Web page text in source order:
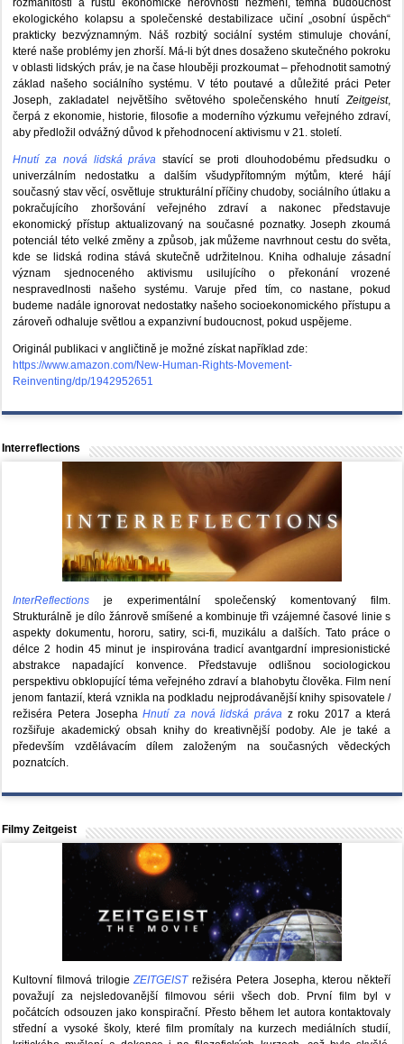
rozmanitosti a růstu ekonomické nerovnosti nezmění, temná budoucnost
ekologického kolapsu a společenské destabilizace učiní „osobní úspěch“
prakticky bezvýznamným. Náš rozbitý sociální systém stimuluje chování,
které naše problémy jen zhorší. Má-li být dnes dosaženo skutečného pokroku
v oblasti lidských práv, je na čase hlouběji prozkoumat – přehodnotit samotný
základ našeho sociálního systému. V této poutavé a důležité práci Peter
Joseph, zakladatel největšího světového společenského hnutíZeitgeist,
čerpá z ekonomie, historie, filosofie a moderního výzkumu veřejného zdraví,
aby předložil odvážný důvod k přehodnocení aktivismu v 21. století.
Hnutí za nová lidská práva stavící se proti dlouhodobému předsudku o
univerzálním nedostatku a dalším všudypřítomným mýtům, které hájí
současný stav věcí, osvětluje strukturální příčiny chudoby, sociálního útlaku a
pokračujícího zhoršování veřejného zdraví a nakonec představuje
ekonomický přístup aktualizovaný na současné poznatky. Joseph zkoumá
potenciál této velké změny a způsob, jak můžeme navrhnout cestu do světa,
kde se lidská rodina stává skutečně udržitelnou. Kniha odhaluje zásadní
význam sjednoceného aktivismu usilujícího o překonání vrozené
nespravedlnosti našeho systému. Varuje před tím, co nastane, pokud
budeme nadále ignorovat nedostatky našeho socioekonomického přístupu a
zároveň odhaluje světlou a expanzivní budoucnost, pokud uspějeme.
Originál publikaci v angličtině je možné získat například zde:
https://www.amazon.com/New-Human-Rights-Movement-
Reinventing/dp/1942952651
Interreflections
InterReflections je experimentální společenský komentovaný film.
Strukturálně je dílo žánrově smíšené a kombinuje tři vzájemné časové linie s
aspekty dokumentu, hororu, satiry, sci-fi, muzikálu a dalších. Tato práce o
délce 2 hodin 45 minut je inspirována tradicí avantgardní impresionistické
abstrakce napadající konvence. Představuje odlišnou sociologickou
perspektivu obklopující téma veřejného zdraví a blahobytu člověka. Film není
jenom fantazií, která vznikla na podkladu nejprodávanější knihy spisovatele /
režiséra Petera JosephaHnutí za nová lidská právaz roku 2017 a která
rozšiřuje akademický obsah knihy do kreativnější podoby. Ale je také a
především vzdělávacím dílem založeným na současných vědeckých
poznatcích.
Filmy Zeitgeist
Kultovní filmová trilogieZEITGEISTrežiséra Petera Josepha, kterou někteří
považují za nejsledovanější filmovou sérii všech dob. První film byl v
počátcích odsouzen jako konspirační. Přesto během let autora kontaktovaly
střední a vysoké školy, které film promítaly na kurzech mediálních studií,